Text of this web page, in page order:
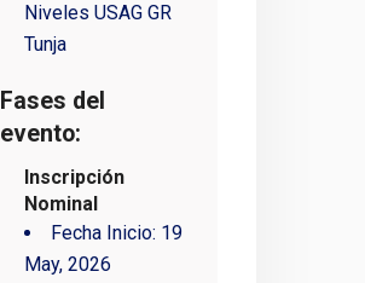
Niveles USAG GR
Tunja
Fases del
evento:
Inscripción
Nominal
Fecha Inicio: 19
May, 2026